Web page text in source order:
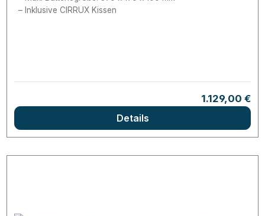
Inklusive CIRRUX Kissen
Regulärer
1.129,00 €
Details